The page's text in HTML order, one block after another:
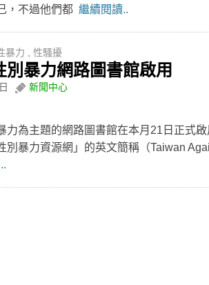
，不過他們都 繼續閱讀..
暴力 性騷擾
別暴力網路圖書館啟用
新聞中心
力為主題的網路圖書館在本月21日正式
別暴力資源網」的英文簡稱（Taiwan